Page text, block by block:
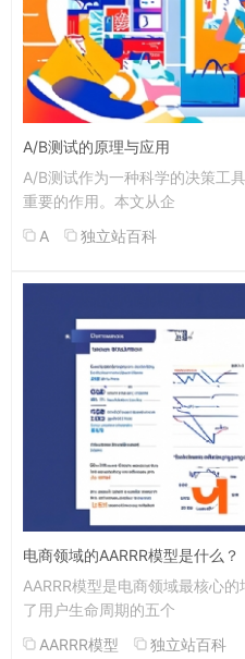
A/B测试的原理与应用
A/B测试作为一种科学的决策工
重要的作用。本文从企
A
独立站百科
电商领域的AARRR模型是什么？
AARRR模型是电商领域最核心
了用户生命周期的五个
AARRR模型
独立站百科